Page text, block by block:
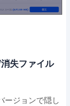
失ファイル
ジョンで隠し